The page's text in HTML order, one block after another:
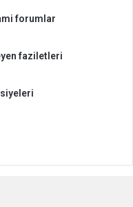
forumlar
faziletleri